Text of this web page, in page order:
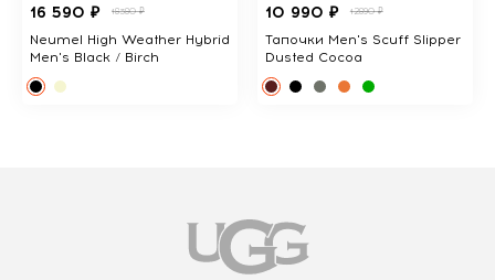
16 590 ₽ 18380 ₽
Neumel High Weather Hybrid
Men's Black / Birch
10 990 ₽ 12890 ₽
Тапочки Men's Scuff Slipper
Dusted Cocoa